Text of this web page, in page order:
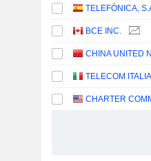
TELEFÓNICA,
BCE INC.
TELECOM
CHARTER